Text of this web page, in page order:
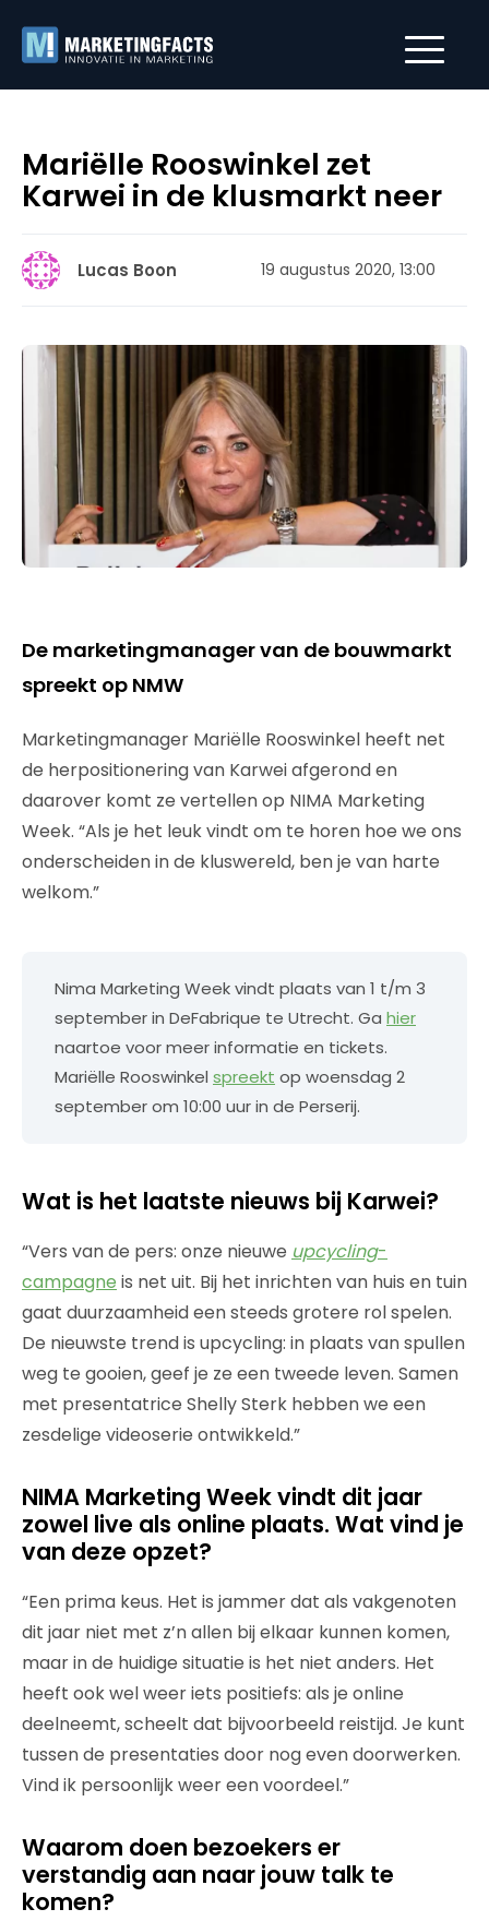
Mariëlle Rooswinkel zet
Karwei in de klusmarkt neer
Lucas Boon 19 augustus 2020, 13:00
De marketingmanager van de bouwmarkt
spreekt op NMW
Marketingmanager Mariëlle Rooswinkel heeft net
de herpositionering van Karwei afgerond en
daarover komt ze vertellen op NIMA Marketing
Week. “Als je het leuk vindt om te horen hoe we ons
onderscheiden in de kluswereld, ben je van harte
welkom.”
Nima Marketing Week vindt plaats van 1 t/m 3
september in DeFabrique te Utrecht. Ga hier
naartoe voor meer informatie en tickets.
Mariëlle Rooswinkel spreekt op woensdag 2
september om 10:00 uur in de Perserij.
Wat is het laatste nieuws bij Karwei?
“Vers van de pers: onze nieuwe upcycling-
campagne is net uit. Bij het inrichten van huis en tuin
gaat duurzaamheid een steeds grotere rol spelen.
De nieuwste trend is upcycling: in plaats van spullen
weg te gooien, geef je ze een tweede leven. Samen
met presentatrice Shelly Sterk hebben we een
zesdelige videoserie ontwikkeld.”
NIMA Marketing Week vindt dit jaar
zowel live als online plaats. Wat vind je
van deze opzet?
“Een prima keus. Het is jammer dat als vakgenoten
dit jaar niet met z’n allen bij elkaar kunnen komen,
maar in de huidige situatie is het niet anders. Het
heeft ook wel weer iets positiefs: als je online
deelneemt, scheelt dat bijvoorbeeld reistijd. Je kunt
tussen de presentaties door nog even doorwerken.
Vind ik persoonlijk weer een voordeel.”
Waarom doen bezoekers er
verstandig aan naar jouw talk te
komen?